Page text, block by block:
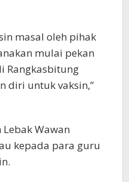
masal oleh pihak
mulai pekan
Rangkasbitung
diri untuk vaksin,”
Wawan
kepada para guru